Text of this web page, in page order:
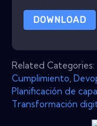
DOWNLOAD
Related Categories:
Cumplimiento
Planificación de
Transformación